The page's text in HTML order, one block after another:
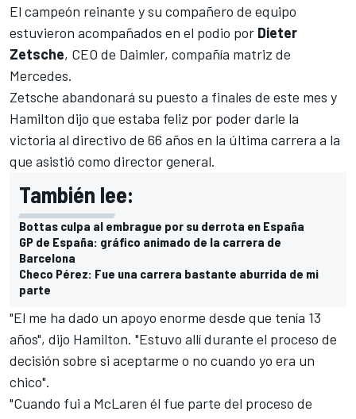
El campeón reinante y su compañero de equipo
estuvieron acompañados en el podio por Dieter
Zetsche, CEO de Daimler, compañía matriz de
Mercedes.
Zetsche abandonará su puesto a finales de este mes y
Hamilton dijo que estaba feliz por poder darle la
victoria al directivo de 66 años en la última carrera a la
que asistió como director general.
También lee:
Bottas culpa al embrague por su derrota en España
GP de España: gráfico animado de la carrera de
Barcelona
Checo Pérez: Fue una carrera bastante aburrida de mi
parte
"El me ha dado un apoyo enorme desde que tenía 13
años", dijo Hamilton. "Estuvo allí durante el proceso de
decisión sobre si aceptarme o no cuando yo era un
chico".
"Cuando fui a McLaren él fue parte del proceso de